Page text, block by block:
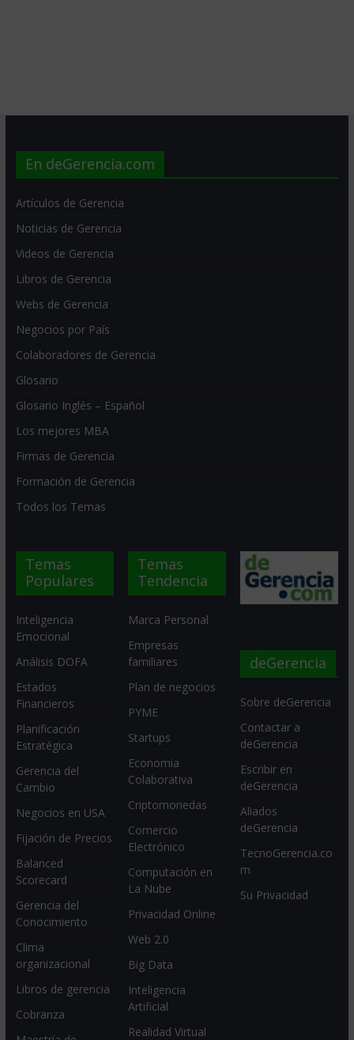
En deGerencia.com
Artículos de Gerencia
Noticias de Gerencia
Videos de Gerencia
Libros de Gerencia
Webs de Gerencia
Negocios por País
Colaboradores de Gerencia
Glosario
Glosario Inglés – Español
Los mejores MBA
Firmas de Gerencia
Formación de Gerencia
Todos los Temas
Temas
Populares
Inteligencia
Emocional
Análisis DOFA
Estados
Financieros
Planificación
Estratégica
Gerencia del
Cambio
Negocios en USA
Fijación de Precios
Balanced
Scorecard
Gerencia del
Conocimiento
Clima
organizacional
Libros de gerencia
Cobranza
Temas
Tendencia
Marca Personal
Empresas
familiares
Plan de negocios
PYME
Startups
Economia
Colaborativa
Criptomonedas
Comercio
Electrónico
Computación en
La Nube
Privacidad Online
Web 2.0
Big Data
Inteligencia
Artificial
Realidad Virtual
deGerencia
Sobre deGerencia
Contactar a
deGerencia
Escribir en
deGerencia
Aliados
deGerencia
TecnoGerencia.co
m
Su Privacidad